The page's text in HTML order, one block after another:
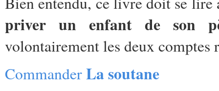
priver un enfant de son
volontairement les deux comptes
CommanderLa soutane